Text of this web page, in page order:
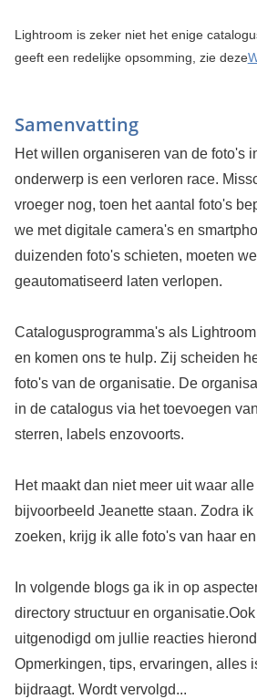
Lightroom is zeker niet het enige
geeft een redelijke opsomming, zie deze
Samenvatting
Het willen organiseren van de foto's
onderwerp is een verloren race.
vroeger nog, toen het aantal foto's
we met digitale camera's en
duizenden foto's schieten, moeten
geautomatiseerd laten verlopen.
Catalogusprogramma's als
en komen ons te hulp. Zij scheiden
foto's van de organisatie. De
in de catalogus via het toevoegen
sterren, labels enzovoorts.
Het maakt dan niet meer uit waar
bijvoorbeeld Jeanette staan. Zodra
zoeken, krijg ik alle foto's van haar
In volgende blogs ga ik in op
directory structuur en
uitgenodigd om jullie reacties
Opmerkingen, tips, ervaringen, alles
bijdraagt. Wordt vervolgd...